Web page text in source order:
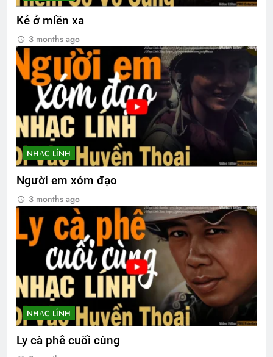
Kẻ ở miền xa
3 months ago
NHẠC LÍNH
Người em xóm đạo
3 months ago
NHẠC LÍNH
Ly cà phê cuối cùng